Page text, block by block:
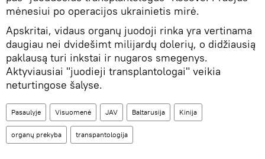
mėnesiui po operacijos ukrainietis mirė.
Apskritai, vidaus organų juodoji rinka yra vertinama
daugiau nei dvidešimt milijardų dolerių, o didžiausią
paklausą turi inkstai ir nugaros smegenys.
Aktyviausiai "juodieji transplantologai" veikia
neturtingose šalyse.
Pasaulyje Visuomenė JAV Baltarusija Kinija
organų prekyba transpantologija